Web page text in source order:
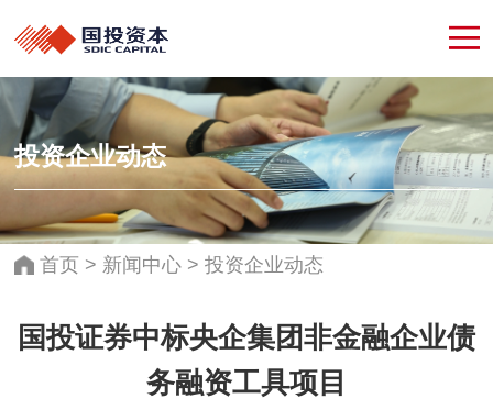
投资企业动态
首页 > 新闻中心> 投资企业动态
国投证券中标央企集团非金融企业债
务融资工具项目